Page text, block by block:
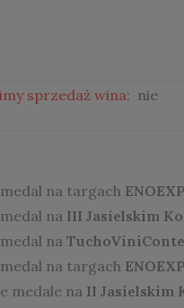
sprzedaż wina: nie
na targach
na III Jasielskim
na
na targach
medale na II Jasielskim